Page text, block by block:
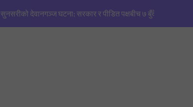
सुनसरीको देवानगञ्ज घटना: सरकार र पीडित पक्षबीच ७ बुँदे सहमति,